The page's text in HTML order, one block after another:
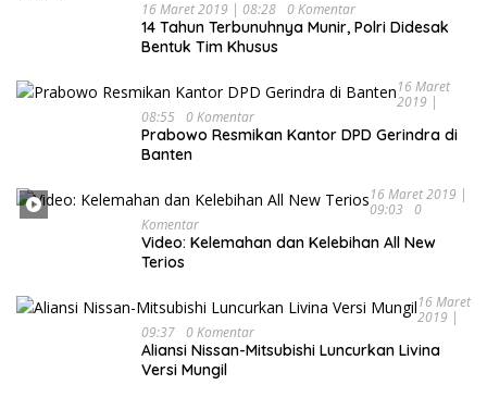
16 Maret 2019 | 08:28 0 Komentar
14 Tahun Terbunuhnya Munir, Polri Didesak
Bentuk Tim Khusus
16 Maret
2019 |
08:55 0 Komentar
Prabowo Resmikan Kantor DPD Gerindra di
Banten
16 Maret 2019 |
09:03
0
Komentar
Video: Kelemahan dan Kelebihan All New
Terios
16 Maret
2019 |
09:37 0 Komentar
Aliansi Nissan-Mitsubishi Luncurkan Livina
Versi Mungil